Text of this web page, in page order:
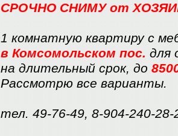
СРОЧНО СНИМУ от
1 комнатную квартиру с
в Комсомольском пос. для
на длительный срок, до
Рассмотрю все варианты.
тел. 49-76-49, 8-904-240-28-